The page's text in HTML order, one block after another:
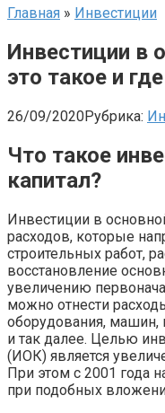
Главная » Инвестиции
Инвестиции в
это такое и
26/09/2020Рубрика:
Что такое
капитал?
Инвестиции в
расходов, которые
строительных работ,
восстановление
увеличению
можно отнести
оборудования,
и так далее. Целью
(ИОК) является
При этом с 2001 года
при подобных